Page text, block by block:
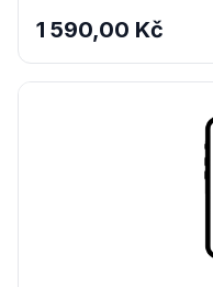
1 590,00 Kč